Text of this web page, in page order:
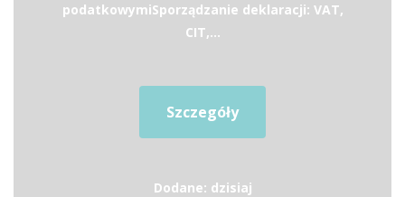
podatkowymiSporządzanie deklaracji: VAT,
CIT,...
Szczegóły
Dodane: dzisiaj